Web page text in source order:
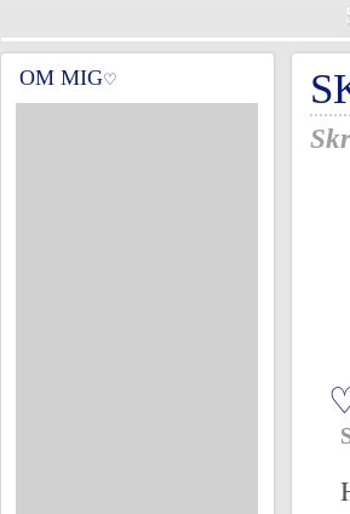
OM MIG♡